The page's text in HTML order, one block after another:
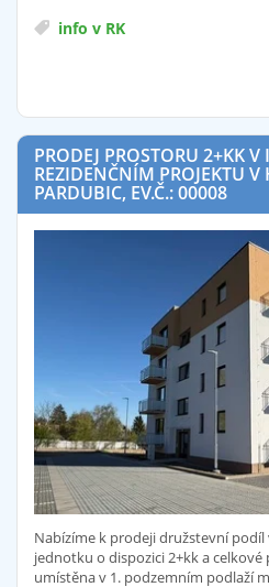
info v RK
PRODEJ PROSTORU 2+KK
REZIDENČNÍM PROJEKTU V
PARDUBIC, EV.Č.: 00008
Nabízíme k prodeji družstevní
jednotku o dispozici 2+kk a celkové
umístěna v 1. podzemním podlaží